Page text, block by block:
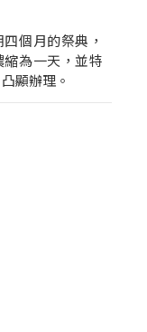
個月的祭典，
為一天，並特
顯辦理。